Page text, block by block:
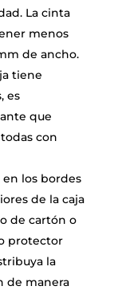
La cinta
menos
de ancho.
tiene
es
que
con
en los bordes
de la caja
de cartón o
protector
la
de manera